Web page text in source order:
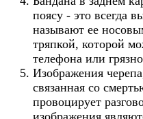
поясу - это всегда
называют ее
тряпкой, которой
телефона или
Изображения
связанная со
провоцирует
изображения